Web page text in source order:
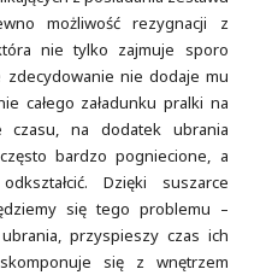
możliwość rezygnacji z
nie tylko zajmuje sporo
zdecydowanie nie dodaje mu
całego załadunku pralki na
czasu, na dodatek ubrania
bardzo pogniecione, a
Dzięki suszarce
się tego problemu –
przyspieszy czas ich
się z wnętrzem